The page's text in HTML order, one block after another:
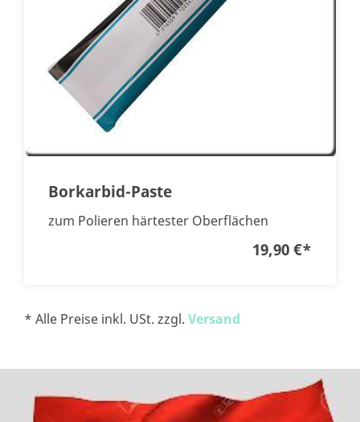
Borkarbid-Paste
zum Polieren härtester Oberflächen
19,90 €*
* Alle Preise inkl. USt. zzgl. Versand